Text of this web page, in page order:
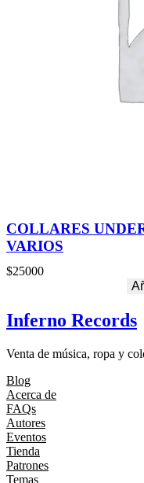
COLLARES
VARIOS
$25000
Inferno Records
Venta de música, ropa y
Blog
Acerca de
FAQs
Autores
Eventos
Tienda
Patrones
Temas